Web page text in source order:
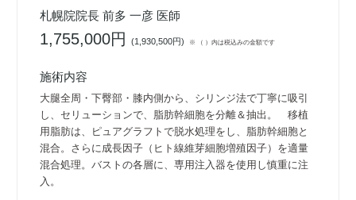
札幌院院長 前多 一彦 医師
1,755,000円(1,930,500円) ※ （ ）内は税込みの金額です
施術内容
大腿全周・下臀部・膝内側から、シリンジ法で丁寧に吸引
し、セリューションで、脂肪幹細胞を分離＆抽出。 移植
用脂肪は、ピュアグラフトで脱水処理をし、脂肪幹細胞と
混合。さらに成長因子（ヒト線維芽細胞増殖因子）を適量
混合処理。バストの各層に、専用注入器を使用し慎重に注
入。